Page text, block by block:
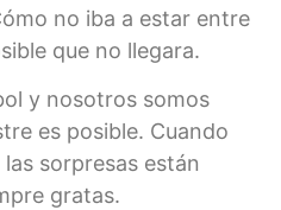
no iba a estar entre
que no llegara.
y nosotros somos
es posible. Cuando
sorpresas están
gratas.